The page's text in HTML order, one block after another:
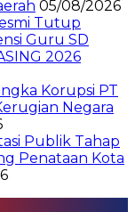
05/08/2026
Tutup
Guru SD
2026
Korupsi PT
Negara
Publik Tahap
Penataan Kota